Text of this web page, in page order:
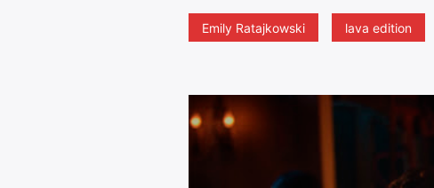
Emily Ratajkowski lava edition